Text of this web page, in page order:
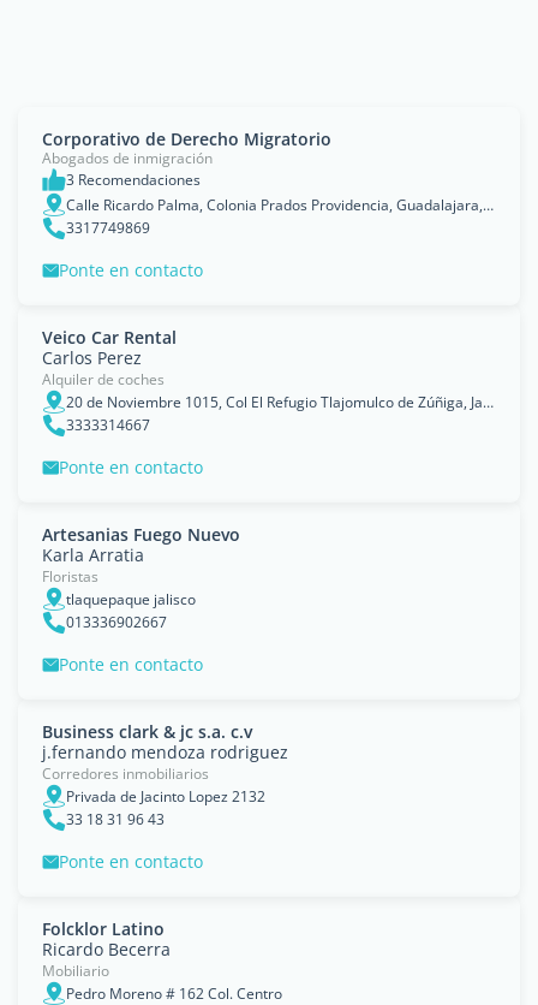
Corporativo de Derecho Migratorio
Abogados de inmigración
3 Recomendaciones
Calle Ricardo Palma, Colonia Prados Providencia, Guadalajara, Jalisco
3317749869
Ponte en contacto
Veico Car Rental
Carlos Perez
Alquiler de coches
20 de Noviembre 1015, Col El Refugio Tlajomulco de Zúñiga, Jal, Guadalajara, Estado de Jalisco
3333314667
Ponte en contacto
Artesanias Fuego Nuevo
Karla Arratia
Floristas
tlaquepaque jalisco
013336902667
Ponte en contacto
Business clark & jc s.a. c.v
j.fernando mendoza rodriguez
Corredores inmobiliarios
Privada de Jacinto Lopez 2132
33 18 31 96 43
Ponte en contacto
Folcklor Latino
Ricardo Becerra
Mobiliario
Pedro Moreno # 162 Col. Centro